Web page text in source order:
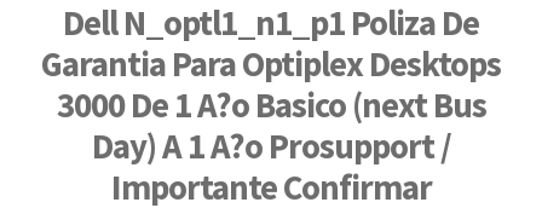
Dell N_optl1_n1_p1 Poliza De
Garantia Para Optiplex Desktops
3000 De 1 A?o Basico (next Bus
Day) A 1 A?o Prosupport /
Importante Confirmar